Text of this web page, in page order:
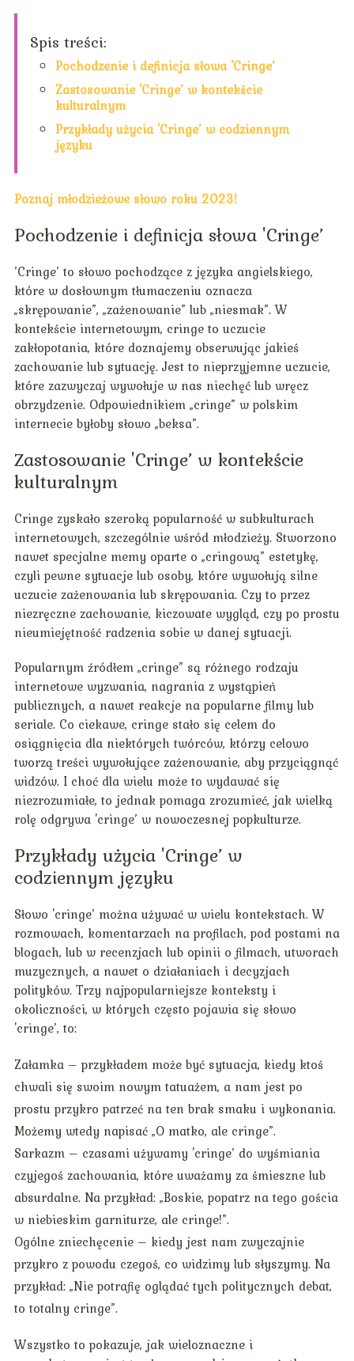
Spis treści:
Pochodzenie i definicja słowa 'Cringe’
Zastosowanie 'Cringe’ w kontekście
kulturalnym
Przykłady użycia 'Cringe’ w codziennym
języku
Poznaj młodzieżowe słowo roku 2023!
Pochodzenie i definicja słowa 'Cringe’
’Cringe’ to słowo pochodzące z języka angielskiego,
które w dosłownym tłumaczeniu oznacza
„skrępowanie”, „zażenowanie” lub „niesmak”. W
kontekście internetowym, cringe to uczucie
zakłopotania, które doznajemy obserwując jakieś
zachowanie lub sytuację. Jest to nieprzyjemne uczucie,
które zazwyczaj wywołuje w nas niechęć lub wręcz
obrzydzenie. Odpowiednikiem „cringe” w polskim
internecie byłoby słowo „beksa”.
Zastosowanie 'Cringe’ w kontekście
kulturalnym
Cringe zyskało szeroką popularność w subkulturach
internetowych, szczególnie wśród młodzieży. Stworzono
nawet specjalne memy oparte o „cringową” estetykę,
czyli pewne sytuacje lub osoby, które wywołują silne
uczucie zażenowania lub skrępowania. Czy to przez
niezręczne zachowanie, kiczowate wygląd, czy po prostu
nieumiejętność radzenia sobie w danej sytuacji.
Popularnym źródłem „cringe” są różnego rodzaju
internetowe wyzwania, nagrania z wystąpień
publicznych, a nawet reakcje na popularne filmy lub
seriale. Co ciekawe, cringe stało się celem do
osiągnięcia dla niektórych twórców, którzy celowo
tworzą treści wywołujące zażenowanie, aby przyciągnąć
widzów. I choć dla wielu może to wydawać się
niezrozumiałe, to jednak pomaga zrozumieć, jak wielką
rolę odgrywa 'cringe’ w nowoczesnej popkulturze.
Przykłady użycia 'Cringe’ w
codziennym języku
Słowo 'cringe’ można używać w wielu kontekstach. W
rozmowach, komentarzach na profilach, pod postami na
blogach, lub w recenzjach lub opinii o filmach, utworach
muzycznych, a nawet o działaniach i decyzjach
polityków. Trzy najpopularniejsze konteksty i
okoliczności, w których często pojawia się słowo
'cringe’, to:
Załamka – przykładem może być sytuacja, kiedy ktoś
chwali się swoim nowym tatuażem, a nam jest po
prostu przykro patrzeć na ten brak smaku i wykonania.
Możemy wtedy napisać „O matko, ale cringe”.
Sarkazm – czasami używamy 'cringe’ do wyśmiania
czyjegoś zachowania, które uważamy za śmieszne lub
absurdalne. Na przykład: „Boskie, popatrz na tego gościa
w niebieskim garniturze, ale cringe!”.
Ogólne zniechęcenie – kiedy jest nam zwyczajnie
przykro z powodu czegoś, co widzimy lub słyszymy. Na
przykład: „Nie potrafię oglądać tych politycznych debat,
to totalny cringe”.
Wszystko to pokazuje, jak wieloznaczne i